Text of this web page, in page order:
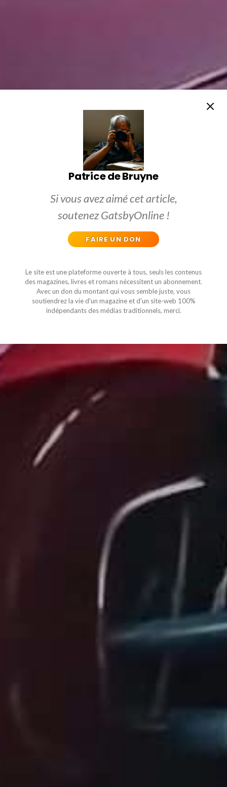
Patrice de Bruyne
Si vous avez aimé cet article,
soutenez GatsbyOnline !
FAIRE UN DON
Le site est une plateforme ouverte à tous, seuls les contenus
des magazines, livres et romans nécessitent un abonnement.
Avec un don du montant qui vous semble juste, vous
soutiendrez la vie d'un magazine et d'un site-web 100%
indépendants des médias traditionnels, merci.